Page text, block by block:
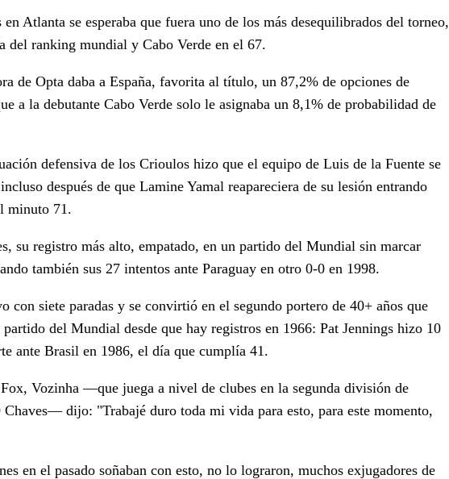
Atlanta se esperaba que fuera uno de los más desequilibrados del torneo,
del ranking mundial y Cabo Verde en el 67.
de Opta daba a España, favorita al título, un 87,2% de opciones de
a la debutante Cabo Verde solo le asignaba un 8,1% de probabilidad de
defensiva de los Crioulos hizo que el equipo de Luis de la Fuente se
después de que Lamine Yamal reapareciera de su lesión entrando
minuto 71.
su registro más alto, empatado, en un partido del Mundial sin marcar
también sus 27 intentos ante Paraguay en otro 0-0 en 1998.
con siete paradas y se convirtió en el segundo portero de 40+ años que
partido del Mundial desde que hay registros en 1966: Pat Jennings hizo 10
ante Brasil en 1986, el día que cumplía 41.
Vozinha —que juega a nivel de clubes en la segunda división de
dijo: "Trabajé duro toda mi vida para esto, para este momento,
en el pasado soñaban con esto, no lo lograron, muchos exjugadores de